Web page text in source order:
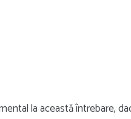
la această întrebare,